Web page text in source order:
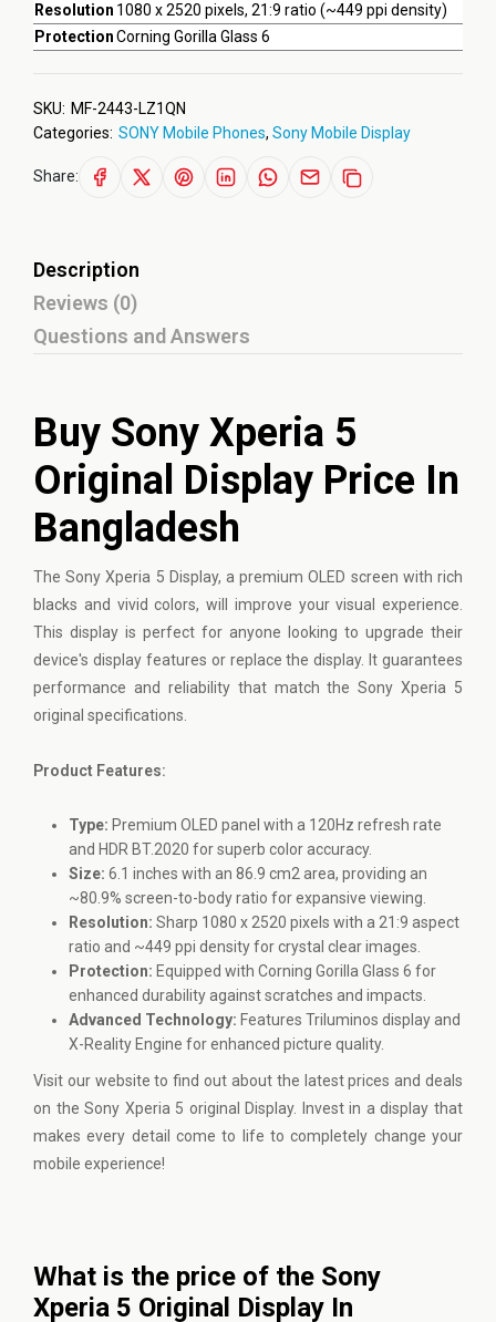
Resolution 1080 x 2520 pixels, 21:9 ratio (~449 ppi density)
ProtectionCorning Gorilla Glass 6
SKU: MF-2443-LZ1QN
Categories: SONY Mobile Phones, Sony Mobile Display
Share:
Description
Reviews (0)
Questions and Answers
Buy Sony Xperia 5
Original Display Price In
Bangladesh
TheSony Xperia 5 Display, a premium OLED screen with rich
blacks and vivid colors, will improve your visual experience.
This display is perfect for anyone looking to upgrade their
device's display features or replace the display. It guarantees
performance and reliability that match the Sony Xperia 5
original specifications.
Product Features:
Type: Premium OLED panel with a 120Hz refresh rate
and HDR BT.2020 for superb color accuracy.
Size: 6.1 inches with an 86.9 cm2 area, providing an
~80.9% screen-to-body ratio for expansive viewing.
Resolution: Sharp 1080 x 2520 pixels with a 21:9 aspect
ratio and ~449 ppi density for crystal clear images.
Protection: Equipped with Corning Gorilla Glass 6 for
enhanced durability against scratches and impacts.
Advanced Technology: Features Triluminos display and
X-Reality Engine for enhanced picture quality.
Visit our website to find out about the latest prices and deals
on the Sony Xperia 5 original Display. Invest in a display that
makes every detail come to life to completely change your
mobile experience!
What is the price of the Sony
Xperia 5 Original Display In